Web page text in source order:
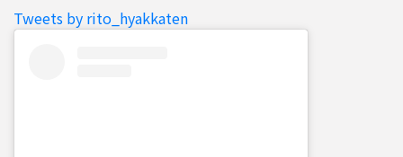
Tweets by rito_hyakkaten